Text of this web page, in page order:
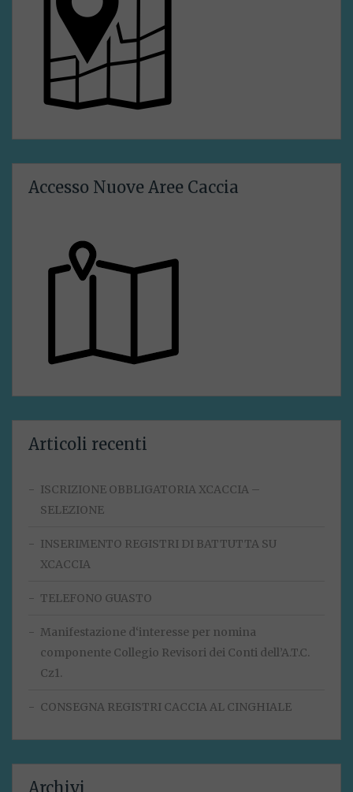
Accesso Nuove Aree Caccia
Articoli recenti
ISCRIZIONE OBBLIGATORIA XCACCIA –
SELEZIONE
INSERIMENTO REGISTRI DI BATTUTTA SU
XCACCIA
TELEFONO GUASTO
Manifestazione d‘interesse per nomina
componente Collegio Revisori dei Conti dell’A.T.C.
Cz1.
CONSEGNA REGISTRI CACCIA AL CINGHIALE
Archivi